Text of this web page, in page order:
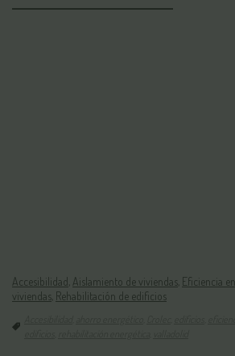
Accesibilidad Aislamiento de viviendas Eficiencia
viviendas Rehabilitación de edificios